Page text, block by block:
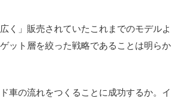
く」販売されていたこれまでのモデルよ
ット層を絞った戦略であることは明らか
車の流れをつくることに成功するか。イ